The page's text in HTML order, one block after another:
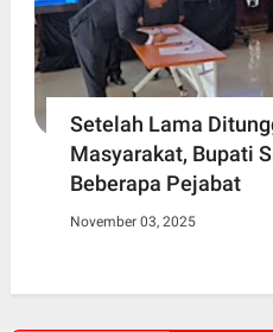
Setelah Lama
Masyarakat, Bupati
Beberapa Pejabat
November 03, 2025